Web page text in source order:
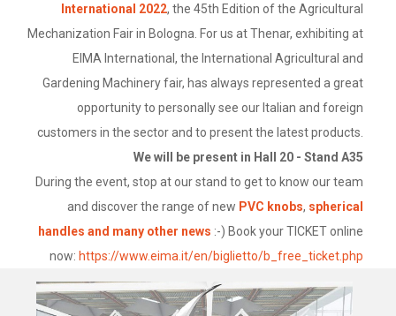
International 2022, the 45th Edition of the Agricultural
Mechanization Fair in Bologna. For us at Thenar, exhibiting at
EIMA International, the International Agricultural and
Gardening Machinery fair, has always represented a great
opportunity to personally see our Italian and foreign
customers in the sector and to present the latest products.
We will be present in Hall 20 - Stand A35
During the event, stop at our stand to get to know our team
and discover the range of new PVC knobs, spherical
handles and many other news :-) Book your TICKET online
now: https://www.eima.it/en/biglietto/b_free_ticket.php